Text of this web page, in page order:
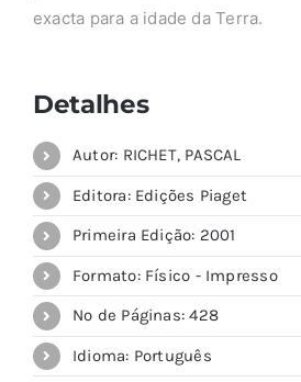
exacta para a idade da Terra.
Detalhes
Autor: RICHET, PASCAL
Editora: Edições Piaget
Primeira Edição: 2001
Formato: Físico - Impresso
Nº de Páginas: 428
Idioma: Português